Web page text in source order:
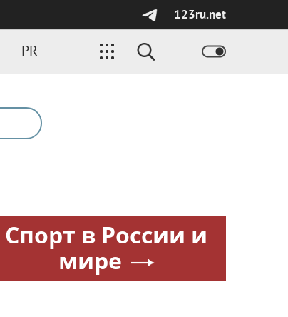
123ru.net
PR
Спорт в России и
мире